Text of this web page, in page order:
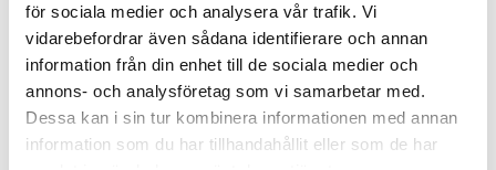
för sociala medier och analysera vår trafik. Vi
vidarebefordrar även sådana identifierare och annan
information från din enhet till de sociala medier och
annons- och analysföretag som vi samarbetar med.
Dessa kan i sin tur kombinera informationen med annan
information som du har tillhandahållit eller som de har
och klart för 0:- Parabolbox 0:-. Kablar 0:- Arbete
495:- Startavgift
Allente 3 månader fritt totala kanalutbudet. 24
månaders bindningstid. Upp till 4 st. TV kan
anslutas till ett abonnemang. 4 st Play TV ingår i